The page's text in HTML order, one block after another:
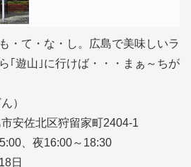
・て・な・し。広島で美味しいラ
｢遊山｣に行けば・・・まぁ～ちが
）
安佐北区狩留家町2404-1
、夜16:00～18:30
日